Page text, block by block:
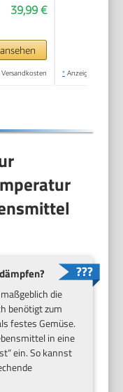
+
39,99 €
* Anzeige
die
benötigt zum
festes Gemüse.
in eine
ein. So kannst